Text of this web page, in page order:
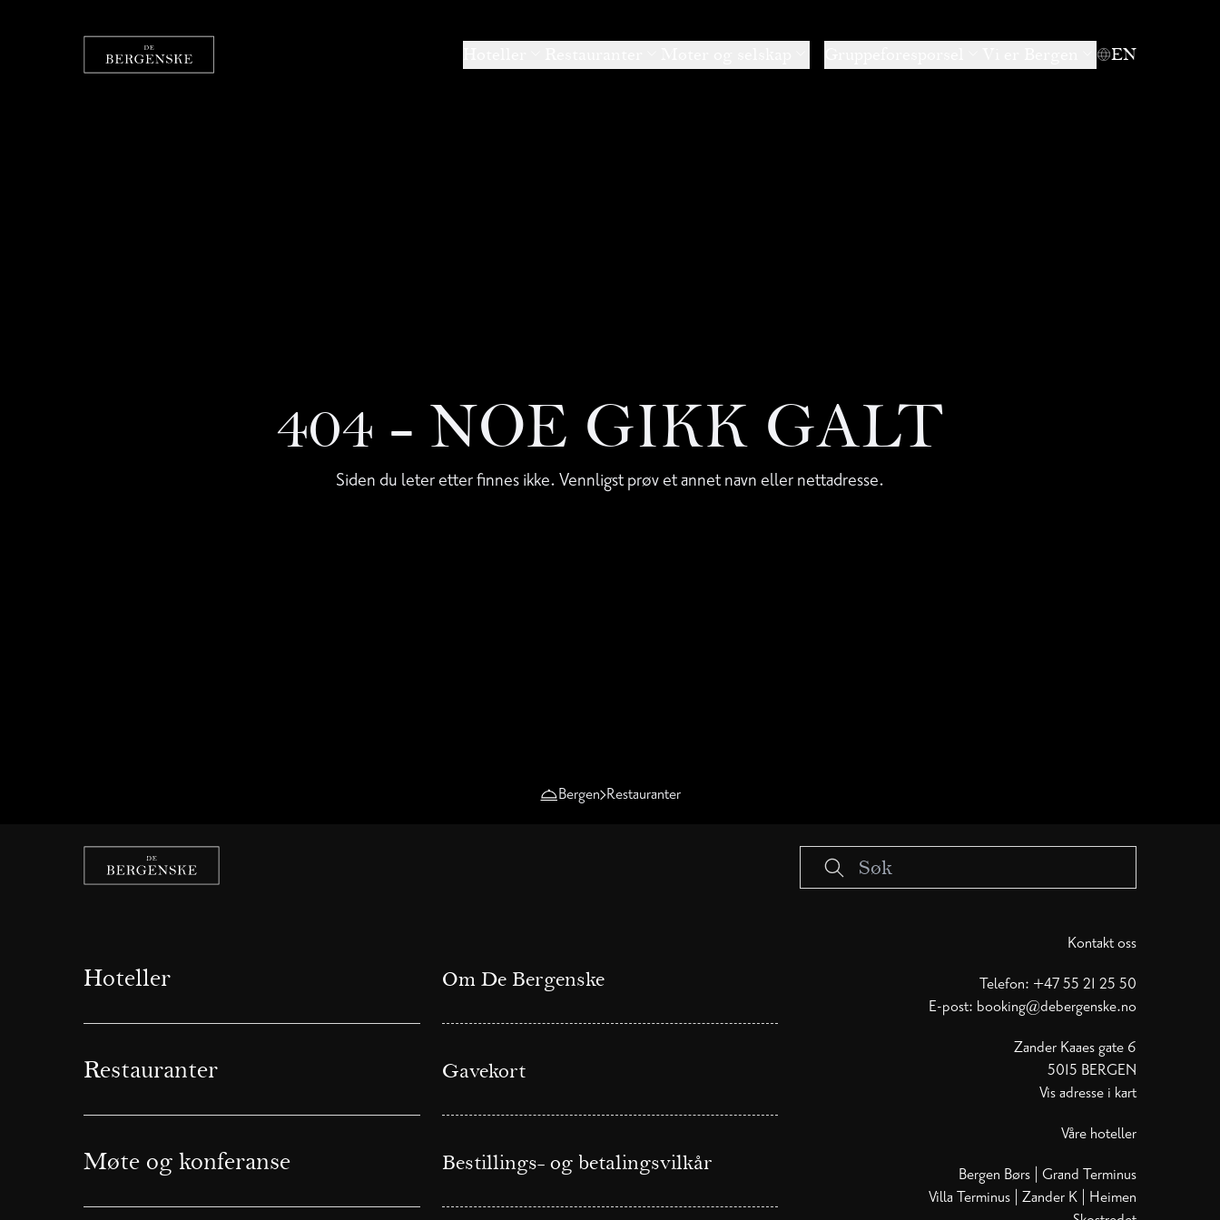
EN
404 - NOE GIKK GALT
Siden du leter etter finnes ikke. Vennligst prøv et annet navn eller nettadresse.
Bergen Restauranter
Hoteller
Restauranter
Møte og konferanse
Om De Bergenske
Gavekort
Bestillings- og betalingsvilkår
Kontakt oss
Telefon: +47 55 21 25 50
E-post: booking@debergenske.no
Zander Kaaes gate 6
5015 BERGEN
Vis adresse i kart
Våre hoteller
Bergen Børs| Grand Terminus
Villa Terminus| Zander K| Heimen